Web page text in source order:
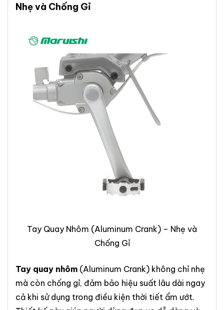
Nhẹ và Chống Gỉ
Tay Quay Nhôm (Aluminum Crank) – Nhẹ và
Chống Gỉ
Tay quay nhôm (Aluminum Crank) không chỉ nhẹ
mà còn chống gỉ, đảm bảo hiệu suất lâu dài ngay
cả khi sử dụng trong điều kiện thời tiết ẩm ướt.